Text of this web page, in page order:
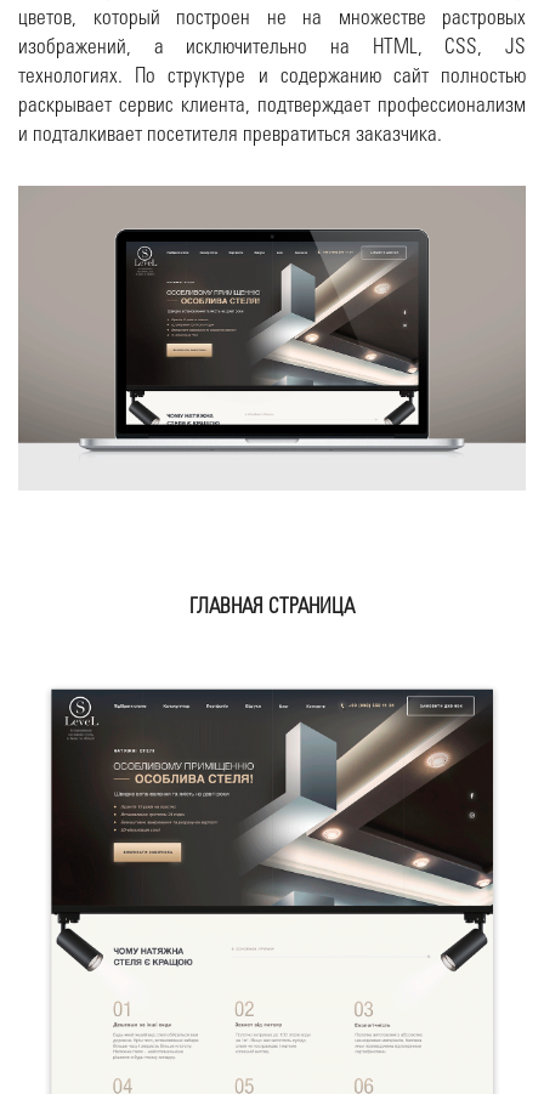
цветов, который построен не на множестве растровых
изображений, а исключительно на HTML, CSS, JS
технологиях. По структуре и содержанию сайт полностью
раскрывает сервис клиента, подтверждает профессионализм
и подталкивает посетителя превратиться заказчика.
ГЛАВНАЯ СТРАНИЦА